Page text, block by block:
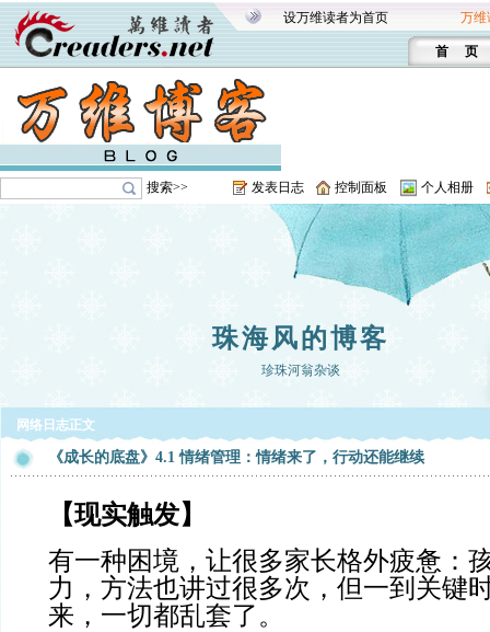
设万维读者为首页 万维
首 页
搜索>> 发表日志 控制面板 个人相册
珠海风的博客
珍珠河翁杂谈
网络日志正文
《成长的底盘》4.1 情绪管理：情绪来了，行动还能继续
【现实触发】
有一种困境，让很多家长格外疲惫：
力，方法也讲过很多次，但一到关键
来，一切都乱套了。